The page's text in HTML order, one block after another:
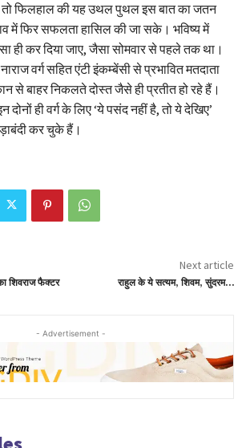
फिलहाल की यह उथल पुथल इस बात का जतन
में फिर सफलता हासिल की जा सके। भविष्य में
ही कर दिया जाए, जैसा सोमवार से पहले तक था।
वर्ग सहित एंटी इंकम्बेंसी से प्रभावित मतदाता
से बाहर निकलते दोस्त जैसे ही प्रतीत हो रहे हैं।
दोनों ही वर्ग के लिए ‘ये पसंद नहीं है, तो ये देखिए’
कर चुके हैं।
शिवराज फैक्टर
Next article
राहुल के ये सत्यम, शिवम, सुंदरम…
- Advertisement -